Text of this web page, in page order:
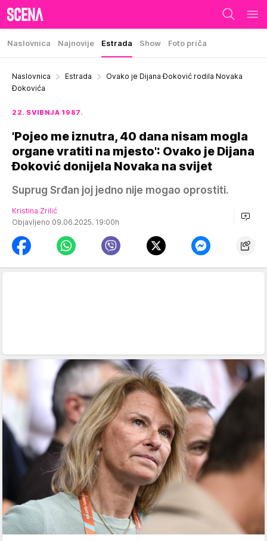
Naslovnica Najnovije Estrada Show Foto priča
Naslovnica Estrada
Ovako je Dijana Đoković rodila Novaka
Đokovića
22. SVIBNJA 1987.
'Pojeo me iznutra, 40 dana nisam mogla
organe vratiti na mjesto': Ovako je Dijana
Đoković donijela Novaka na svijet
Suprug Srđan joj jedno nije mogao oprostiti.
Kristina Zrilić
Objavljeno 09.06.2025. 19:00h